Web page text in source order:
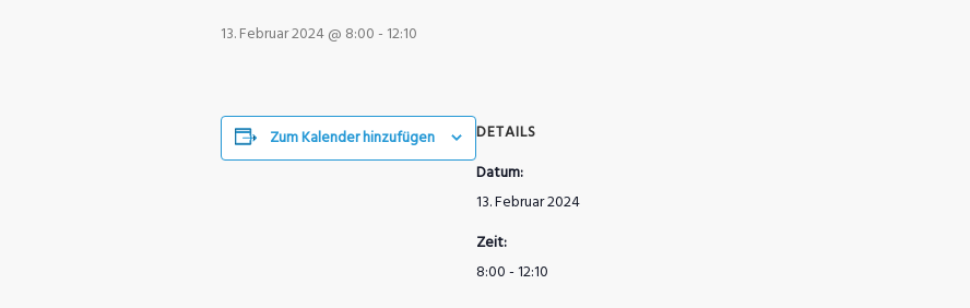
13. Februar 2024 @ 8:00- 12:10
Zum Kalender hinzufügen
DETAILS
Datum:
13. Februar 2024
Zeit:
8:00 - 12:10